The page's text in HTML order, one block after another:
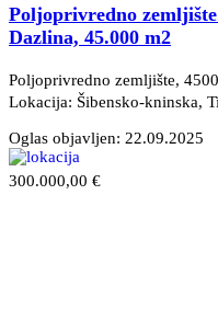
Poljoprivredno
Dazlina, 45.000 m2
Poljoprivredno zemljište,
Lokacija: Šibensko-kninska,
Oglas objavljen: 22.09.2025
300.000,00 €